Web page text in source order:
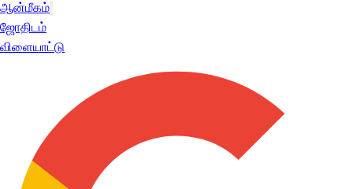
ஆன்மீகம்
ஜோதிடம்
விளையாட்டு